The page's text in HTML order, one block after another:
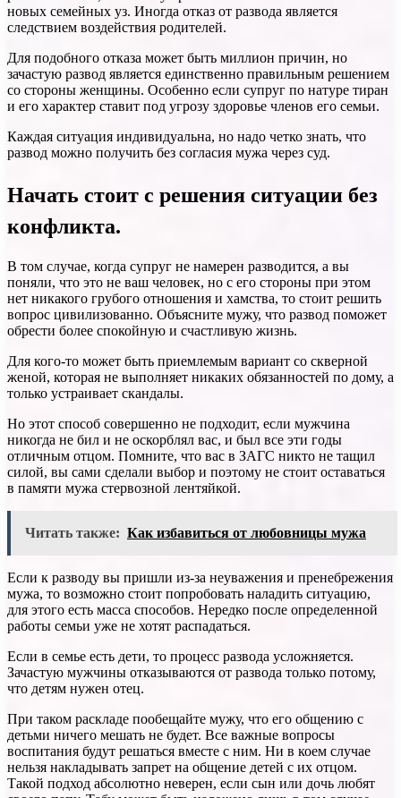
новых семейных уз. Иногда отказ от развода является
следствием воздействия родителей.
Для подобного отказа может быть миллион причин, но
зачастую развод является единственно правильным решением
со стороны женщины. Особенно если супруг по натуре тиран
и его характер ставит под угрозу здоровье членов его семьи.
Каждая ситуация индивидуальна, но надо четко знать, что
развод можно получить без согласия мужа через суд.
Начать стоит с решения ситуации без
конфликта.
В том случае, когда супруг не намерен разводится, а вы
поняли, что это не ваш человек, но с его стороны при этом
нет никакого грубого отношения и хамства, то стоит решить
вопрос цивилизованно. Объясните мужу, что развод поможет
обрести более спокойную и счастливую жизнь.
Для кого-то может быть приемлемым вариант со скверной
женой, которая не выполняет никаких обязанностей по дому, а
только устраивает скандалы.
Но этот способ совершенно не подходит, если мужчина
никогда не бил и не оскорблял вас, и был все эти годы
отличным отцом. Помните, что вас в ЗАГС никто не тащил
силой, вы сами сделали выбор и поэтому не стоит оставаться
в памяти мужа стервозной лентяйкой.
Читать также: Как избавиться от любовницы мужа
Если к разводу вы пришли из-за неуважения и пренебрежения
мужа, то возможно стоит попробовать наладить ситуацию,
для этого есть масса способов. Нередко после определенной
работы семьи уже не хотят распадаться.
Если в семье есть дети, то процесс развода усложняется.
Зачастую мужчины отказываются от развода только потому,
что детям нужен отец.
При таком раскладе пообещайте мужу, что его общению с
детьми ничего мешать не будет. Все важные вопросы
воспитания будут решаться вместе с ним. Ни в коем случае
нельзя накладывать запрет на общение детей с их отцом.
Такой подход абсолютно неверен, если сын или дочь любят